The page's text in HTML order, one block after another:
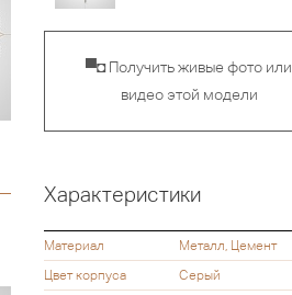
▀◘ Получить живые фото или
видео этой модели
Характеристики
Материал
Металл, Цемент
Цвет корпуса
Серый